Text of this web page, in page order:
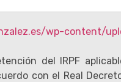
del IRPF
con el Real